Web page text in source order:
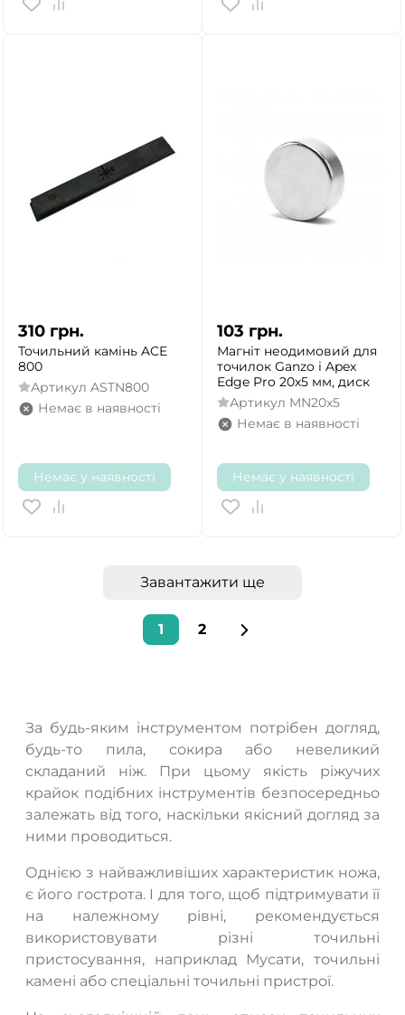
310 грн.
Точильний камінь ACE
800
Артикул ASTN800
Немає в наявності
Немає у наявності
103 грн.
Магніт неодимовий для
точилок Ganzo і Apex
Edge Pro 20х5 мм, диск
Артикул MN20x5
Немає в наявності
Немає у наявності
Завантажити ще
1 2
За будь-яким інструментом потрібен догляд,
будь-то пила, сокира або невеликий
складаний ніж. При цьому якість ріжучих
крайок подібних інструментів безпосередньо
залежать від того, наскільки якісний догляд за
ними проводиться.
Однією з найважливіших характеристик ножа,
є його гострота. І для того, щоб підтримувати її
на належному рівні, рекомендується
використовувати різні точильні
пристосування, наприклад Мусати, точильні
камені або спеціальні точильні пристрої.